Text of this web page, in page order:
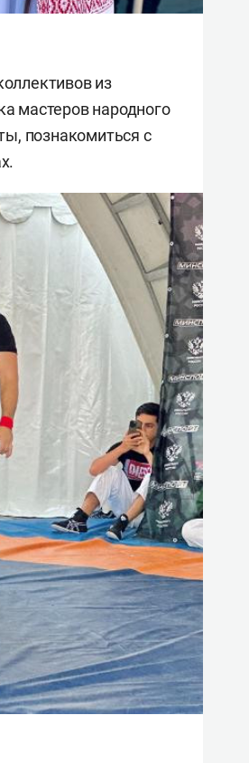
из
мастеров народного
познакомиться с